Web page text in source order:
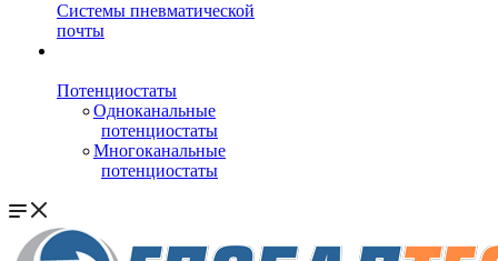
Системы пневматической
почты
Потенциостаты
Одноканальные
потенциостаты
Многоканальные
потенциостаты